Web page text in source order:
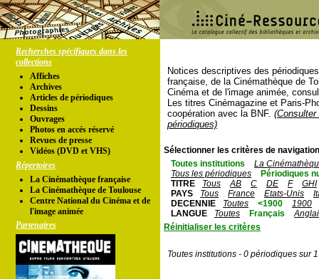
Recherches spécifiques dans les
collections
Affiches
Archives
Articles de périodiques
Dessins
Ouvrages
Photos en accés réservé
Revues de presse
Vidéos (DVD et VHS)
Répertoires
La Cinémathèque française
La Cinémathèque de Toulouse
Centre National du Cinéma et de
l'image animée
Partenaires
Notices descriptives des
française, de la Cinémathèque de
Cinéma et de l'image animée,
Les titres Cinémagazine et Paris-
coopération avec la BNF.
périodiques)
Sélectionner les critères de
Toutes institutions
La
Tous les périodiques
Périodiques
TITRE
Tous AB C DE F
GHI
PAYS
Tous France Etats-Unis
DECENNIE
Toutes <1900
1900
LANGUE
Toutes Français
Réinitialiser les critères
Toutes institutions - 0 périodiques sur